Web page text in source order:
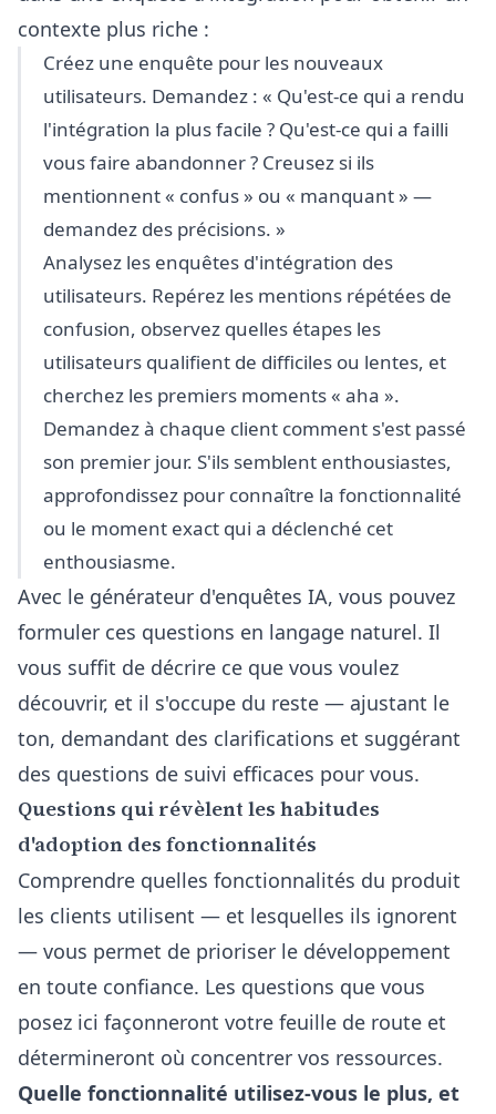
contexte plus riche :
Créez une enquête pour les nouveaux
utilisateurs. Demandez : « Qu'est-ce qui a rendu
l'intégration la plus facile ? Qu'est-ce qui a failli
vous faire abandonner ? Creusez si ils
mentionnent « confus » ou « manquant » —
demandez des précisions. »
Analysez les enquêtes d'intégration des
utilisateurs. Repérez les mentions répétées de
confusion, observez quelles étapes les
utilisateurs qualifient de difficiles ou lentes, et
cherchez les premiers moments « aha ».
Demandez à chaque client comment s'est passé
son premier jour. S'ils semblent enthousiastes,
approfondissez pour connaître la fonctionnalité
ou le moment exact qui a déclenché cet
enthousiasme.
Avec le générateur d'enquêtes IA, vous pouvez
formuler ces questions en langage naturel. Il
vous suffit de décrire ce que vous voulez
découvrir, et il s'occupe du reste — ajustant le
ton, demandant des clarifications et suggérant
des questions de suivi efficaces pour vous.
Questions qui révèlent les habitudes
d'adoption des fonctionnalités
Comprendre quelles fonctionnalités du produit
les clients utilisent — et lesquelles ils ignorent
— vous permet de prioriser le développement
en toute confiance. Les questions que vous
posez ici façonneront votre feuille de route et
détermineront où concentrer vos ressources.
Quelle fonctionnalité utilisez-vous le plus, et